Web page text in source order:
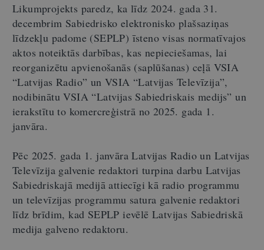
Likumprojekts paredz, ka līdz 2024. gada 31.
decembrim Sabiedrisko elektronisko plašsaziņas
līdzekļu padome (SEPLP) īsteno visas normatīvajos
aktos noteiktās darbības, kas nepieciešamas, lai
reorganizētu apvienošanās (saplūšanas) ceļā VSIA
“Latvijas Radio” un VSIA “Latvijas Televīzija”,
nodibinātu VSIA “Latvijas Sabiedriskais medijs” un
ierakstītu to komercreģistrā no 2025. gada 1.
janvāra.
Pēc 2025. gada 1. janvāra Latvijas Radio un Latvijas
Televīzija galvenie redaktori turpina darbu Latvijas
Sabiedriskajā medijā attiecīgi kā radio programmu
un televīzijas programmu satura galvenie redaktori
līdz brīdim, kad SEPLP ievēlē Latvijas Sabiedriskā
medija galveno redaktoru.